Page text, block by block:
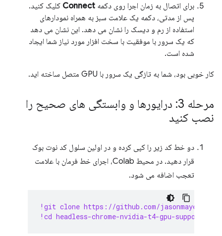
برای اتصال به زمان اجرا روی دکمه Connect کلیک کنید.
پس از مدتی، دکمه یک علامت سبز به همراه نمودارهای
استفاده از رم و دیسک را نشان می دهد. این نشان می دهد
که یک سرور با موفقیت با سخت افزار مورد نیاز شما ایجاد
شده است.
کار خوبی بود، شما به تازگی یک سرور با GPU متصل ساخته اید.
مرحله 3: درایورها و وابستگی های صحیح را
نصب کنید
دو خط کد زیر را کپی کرده و در اولین سلول کد نوت بوک
قرار دهید. در محیط Colab، اجرای خط فرمان با علامت
تعجب اضافه می شود.
!git clone https://github.com/jasonmayes/
!cd headless-chrome-nvidia-t4-gpu-support